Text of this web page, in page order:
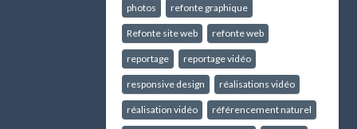
photos refonte graphique
Refonte site web refonte web
reportage reportage vidéo
responsive design réalisations vidéo
réalisation vidéo référencement naturel